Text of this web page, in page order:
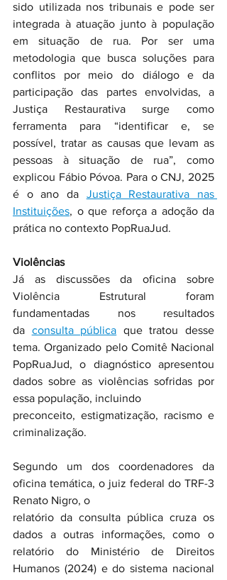
sido utilizada nos tribunais e pode ser
integrada à atuação junto à população
em situação de rua. Por ser uma
metodologia que busca soluções para
conflitos por meio do diálogo e da
participação das partes envolvidas, a
Justiça Restaurativa surge como
ferramenta para “identificar e, se
possível, tratar as causas que levam as
pessoas à situação de rua”, como
explicou Fábio Póvoa. Para o CNJ, 2025
é o ano da Justiça Restaurativa nas
Instituições, o que reforça a adoção da
prática no contexto PopRuaJud.
Violências
Já as discussões da oficina sobre
Violência Estrutural foram
fundamentadas nos resultados
da consulta pública que tratou desse
tema. Organizado pelo Comitê Nacional
PopRuaJud, o diagnóstico apresentou
dados sobre as violências sofridas por
essa população, incluindo
preconceito, estigmatização, racismo e
criminalização.
Segundo um dos coordenadores da
oficina temática, o juiz federal do TRF-3
Renato Nigro, o
relatório da consulta pública cruza os
dados a outras informações, como o
relatório do Ministério de Direitos
Humanos (2024) e do sistema nacional